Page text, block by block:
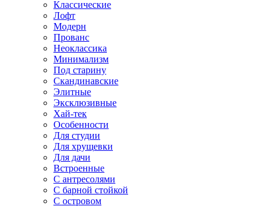
Классические
Лофт
Модерн
Прованс
Неоклассика
Минимализм
Под старину
Скандинавские
Элитные
Эксклюзивные
Хай-тек
Особенности
Для студии
Для хрущевки
Для дачи
Встроенные
С антресолями
С барной стойкой
С островом